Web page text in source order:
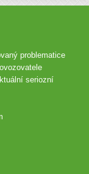
problematice
seriozní